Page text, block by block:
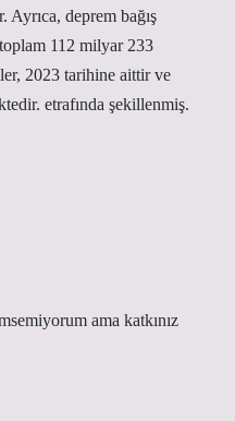
Ayrıca, deprem bağış
112 milyar 233
2023 tarihine aittir ve
etrafında şekillenmiş.
ama katkınız